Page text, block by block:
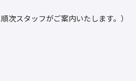
次スタッフがご案内いたします。）